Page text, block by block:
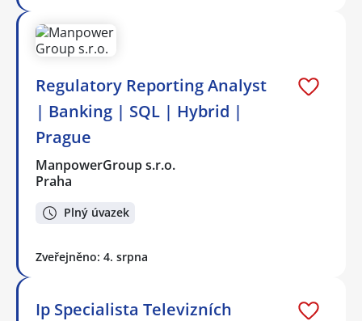
Regulatory Reporting Analyst
| Banking | SQL | Hybrid |
Prague
ManpowerGroup s.r.o.
Praha
Plný úvazek
Zveřejněno: 4. srpna
Ip Specialista Televizních